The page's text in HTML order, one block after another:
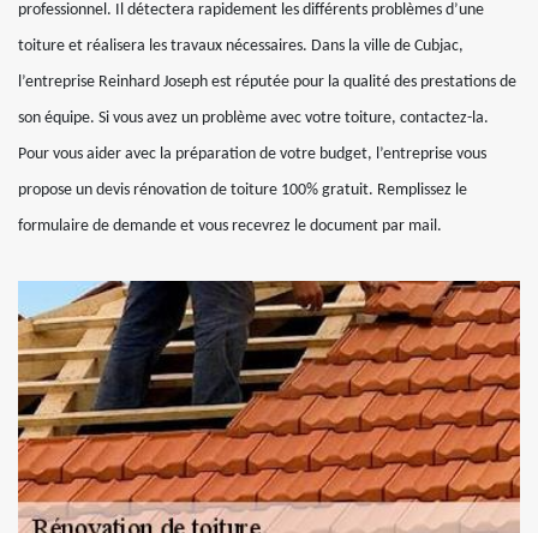
professionnel. Il détectera rapidement les différents problèmes d’une
toiture et réalisera les travaux nécessaires. Dans la ville de Cubjac,
l’entreprise Reinhard Joseph est réputée pour la qualité des prestations de
son équipe. Si vous avez un problème avec votre toiture, contactez-la.
Pour vous aider avec la préparation de votre budget, l’entreprise vous
propose un devis rénovation de toiture 100% gratuit. Remplissez le
formulaire de demande et vous recevrez le document par mail.